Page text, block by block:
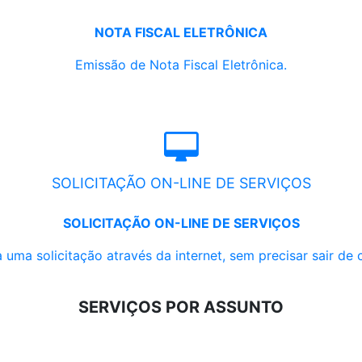
NOTA FISCAL ELETRÔNICA
Emissão de Nota Fiscal Eletrônica.
SOLICITAÇÃO ON-LINE DE SERVIÇOS
SOLICITAÇÃO ON-LINE DE SERVIÇOS
uma solicitação através da internet, sem precisar sair de
SERVIÇOS POR ASSUNTO